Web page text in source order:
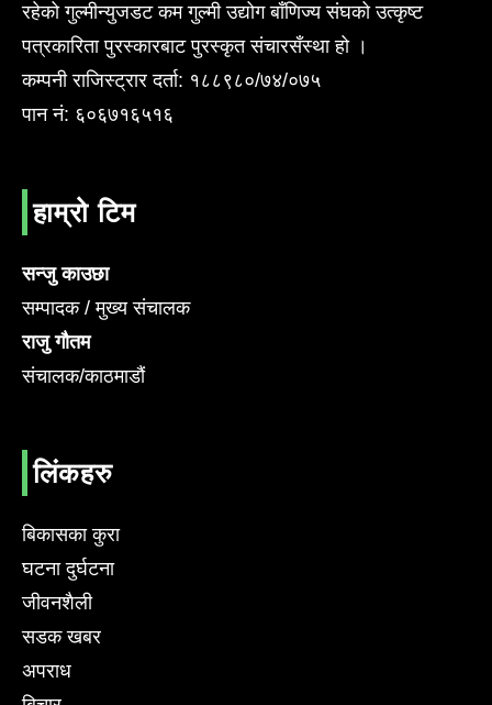
रहेको गुल्मीन्युजडट कम गुल्मी उद्योग बाँणिज्य संघको उत्कृष्ट
पत्रकारिता पुरस्कारबाट पुरस्कृत संचारसँस्था हो ।
कम्पनी राजिस्ट्रार दर्ता: १८८९८०/७४/०७५
पान नं: ६०६७१६५१६
हाम्रो टिम
सन्जु काउछा
सम्पादक / मुख्य संचालक
राजु गौतम
संचालक/काठमाडौं
लिंकहरु
बिकासका कुरा
घटना दुर्घटना
जीवनशैली
सडक खबर
अपराध